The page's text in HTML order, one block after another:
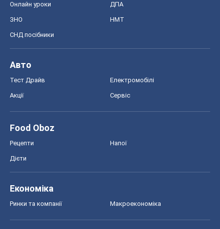
Онлайн уроки ДПА
ЗНО НМТ
СНД посібники
Авто
Тест Драйв Електромобілі
Акції Сервіс
Food Oboz
Рецепти Напої
Дієти
Економіка
Ринки та компанії Макроекономіка